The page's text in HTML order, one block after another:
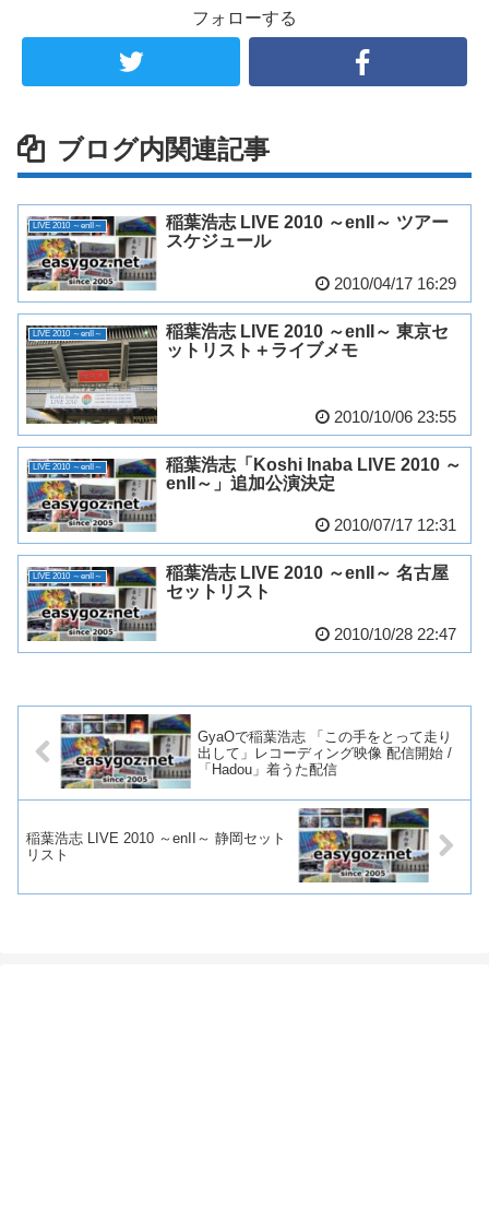
フォローする
ブログ内関連記事
LIVE 2010 ～enII～
稲葉浩志 LIVE 2010 ～enII～ ツアー
スケジュール
2010/04/17 16:29
LIVE 2010 ～enII～
稲葉浩志 LIVE 2010 ～enII～ 東京セ
ットリスト＋ライブメモ
2010/10/06 23:55
LIVE 2010 ～enII～
稲葉浩志「Koshi Inaba LIVE 2010 ～
enII～」追加公演決定
2010/07/17 12:31
LIVE 2010 ～enII～
稲葉浩志 LIVE 2010 ～enII～ 名古屋
セットリスト
2010/10/28 22:47
GyaOで稲葉浩志 「この手をとって走り
出して」レコーディング映像 配信開始 /
「Hadou」着うた配信
稲葉浩志 LIVE 2010 ～enII～ 静岡セット
リスト